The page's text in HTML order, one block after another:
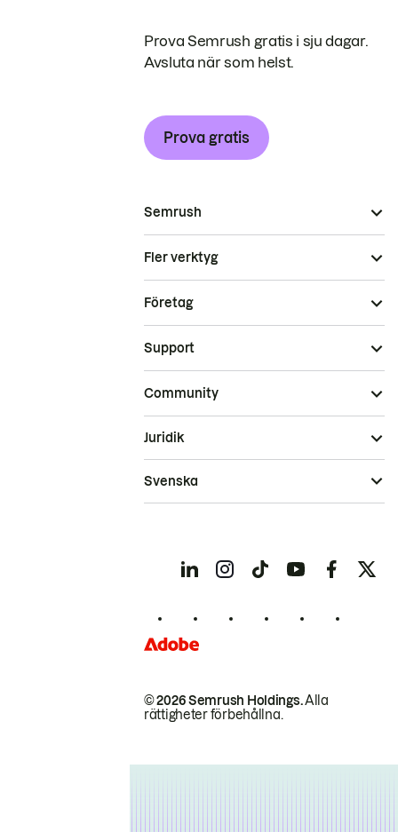
Prova Semrush gratis i sju dagar.
Avsluta när som helst.
Prova gratis
Semrush
Fler verktyg
Företag
Support
Community
© 2026 Semrush Holdings.Alla
rättigheter förbehållna.
Juridik
Svenska